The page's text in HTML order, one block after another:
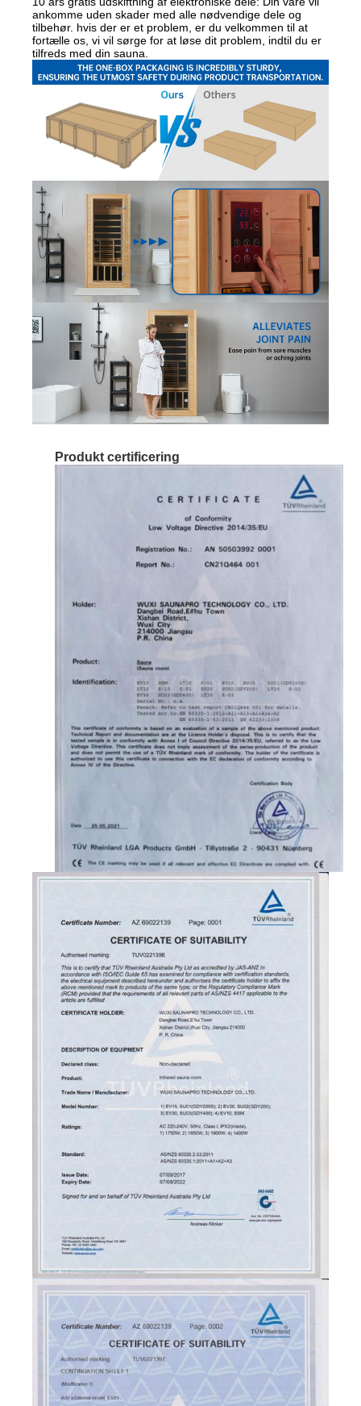
ankomme uden skader med alle nødvendige dele og
tilbehør. hvis der er et problem, er du velkommen til at
fortælle os, vi vil sørge for at løse dit problem, indtil du er
tilfreds med din sauna.
Produkt certificering